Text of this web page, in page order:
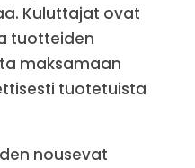
Kuluttajat ovat
tuotteiden
maksamaan
tuotetuista
nousevat